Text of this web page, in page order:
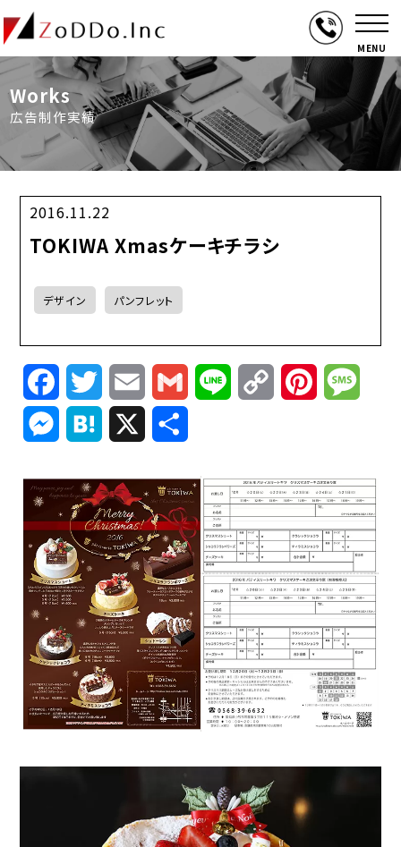
MENU
Works
広告制作実績
2016.11.22
TOKIWA Xmasケーキチラシ
デザイン パンフレット
FacebookTwitterEmail Gmail Line
Copy
Link
Pinterest
Messenger
Hatena